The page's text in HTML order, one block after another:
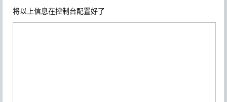
将以上信息在控制台配置好了